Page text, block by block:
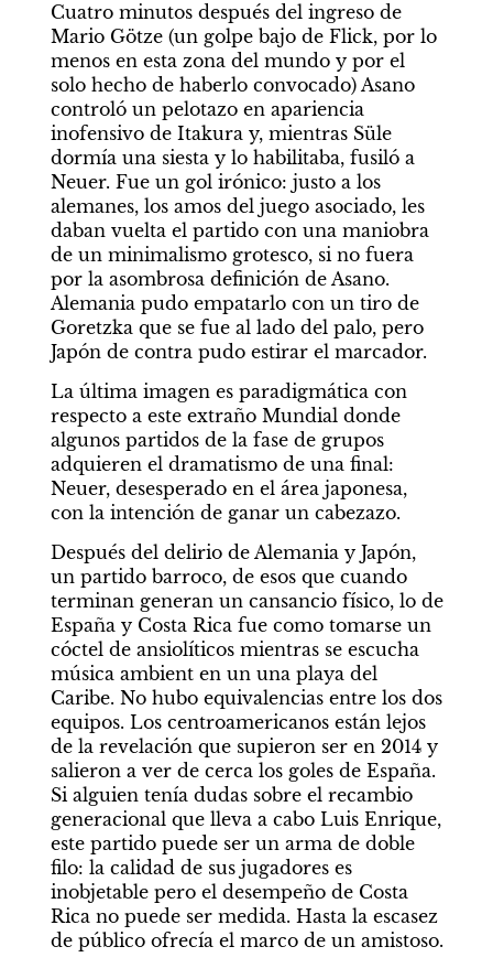
Cuatro minutos después del ingreso de
Mario Götze (un golpe bajo de Flick, por lo
menos en esta zona del mundo y por el
solo hecho de haberlo convocado) Asano
controló un pelotazo en apariencia
inofensivo de Itakura y, mientras Süle
dormía una siesta y lo habilitaba, fusiló a
Neuer. Fue un gol irónico: justo a los
alemanes, los amos del juego asociado, les
daban vuelta el partido con una maniobra
de un minimalismo grotesco, si no fuera
por la asombrosa definición de Asano.
Alemania pudo empatarlo con un tiro de
Goretzka que se fue al lado del palo, pero
Japón de contra pudo estirar el marcador.
La última imagen es paradigmática con
respecto a este extraño Mundial donde
algunos partidos de la fase de grupos
adquieren el dramatismo de una final:
Neuer, desesperado en el área japonesa,
Después del delirio de Alemania y Japón,
un partido barroco, de esos que cuando
terminan generan un cansancio físico, lo de
España y Costa Rica fue como tomarse un
cóctel de ansiolíticos mientras se escucha
música ambient en un una playa del
Caribe. No hubo equivalencias entre los dos
equipos. Los centroamericanos están lejos
de la revelación que supieron ser en 2014 y
salieron a ver de cerca los goles de España.
Si alguien tenía dudas sobre el recambio
generacional que lleva a cabo Luis Enrique,
este partido puede ser un arma de doble
filo: la calidad de sus jugadores es
inobjetable pero el desempeño de Costa
Rica no puede ser medida. Hasta la escasez